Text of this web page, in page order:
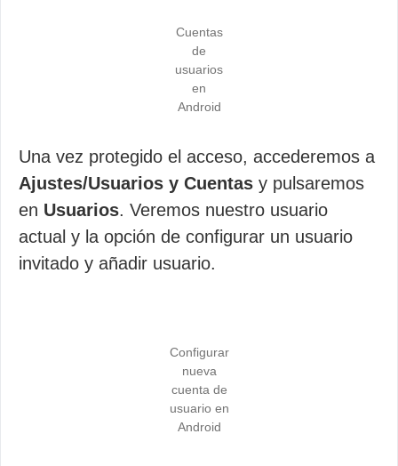
Cuentas
de
usuarios
en
Android
Una vez protegido el acceso, accederemos a
Ajustes/Usuarios y Cuentas y pulsaremos
en Usuarios. Veremos nuestro usuario
actual y la opción de configurar un usuario
invitado y añadir usuario.
Configurar
nueva
cuenta de
usuario en
Android